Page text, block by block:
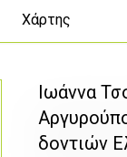
Χάρτης
Ιωάννα
δοντιών